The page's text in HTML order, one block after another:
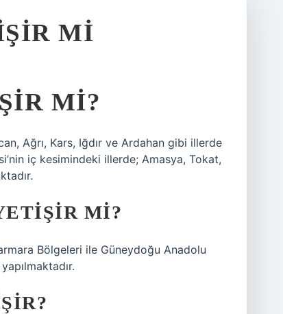
MI
MI?
Ağrı, Kars, Iğdır ve Ardahan gibi illerde
iç kesimindeki illerde; Amasya, Tokat,
MI?
Bölgeleri ile Güneydoğu Anadolu